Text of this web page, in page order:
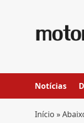
Notícias
Início »